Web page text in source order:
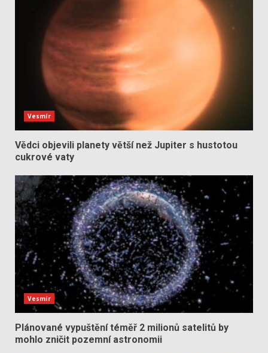
Vesmír
Vědci objevili planety větší než Jupiter s hustotou
cukrové vaty
Vesmír
Plánované vypuštění téměř 2 milionů satelitů by
mohlo zničit pozemní astronomii